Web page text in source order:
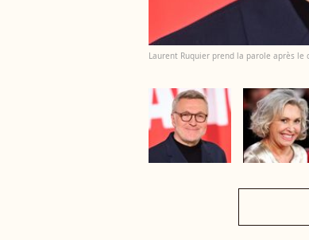
Laurent Ruquier prend la parole après